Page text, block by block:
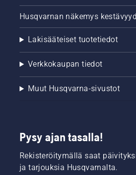
Husqvarnan näkemys
Lakisääteiset tuotetiedot
Verkkokaupan tiedot
Muut Husqvarna-sivustot
Pysy ajan tasalla!
Rekisteröitymällä saat
ja tarjouksia Husqvarnalta.